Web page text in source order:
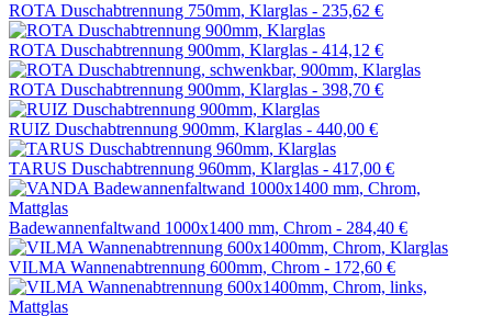
ROTA Duschabtrennung 750mm, Klarglas - 235,62 €
ROTA Duschabtrennung 900mm, Klarglas - 414,12 €
ROTA Duschabtrennung 900mm, Klarglas - 398,70 €
RUIZ Duschabtrennung 900mm, Klarglas - 440,00 €
TARUS Duschabtrennung 960mm, Klarglas - 417,00 €
Badewannenfaltwand 1000x1400 mm, Chrom - 284,40 €
VILMA Wannenabtrennung 600mm, Chrom - 172,60 €